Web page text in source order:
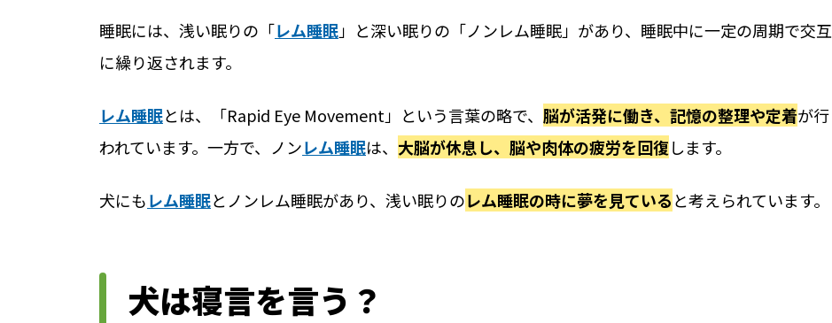
睡眠には、浅い眠りの「レム睡眠」と深い眠りの「ノンレム睡眠」があり、睡眠中に一定の周期で交互
に繰り返されます。
レム睡眠とは、「Rapid Eye Movement」という言葉の略で、 脳が活発に働き、記憶の整理や定着が行
われています。一方で、ノンレム睡眠は、 大脳が休息し、脳や肉体の疲労を回復します。
犬にもレム睡眠とノンレム睡眠があり、浅い眠りのレム睡眠の時に夢を見ていると考えられています。
犬は寝言を言う？